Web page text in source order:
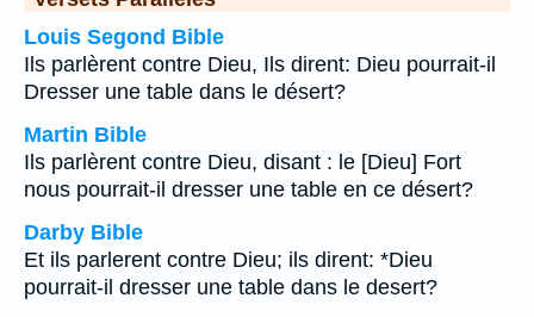
Louis Segond Bible
Ils parlèrent contre Dieu, Ils dirent: Dieu pourrait-il
Dresser une table dans le désert?
Martin Bible
Ils parlèrent contre Dieu, disant : le [Dieu] Fort
nous pourrait-il dresser une table en ce désert?
Darby Bible
Et ils parlerent contre Dieu; ils dirent: *Dieu
pourrait-il dresser une table dans le desert?